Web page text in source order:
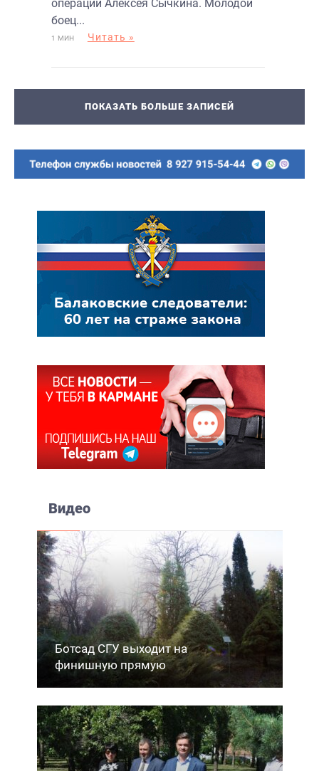
операции Алексея Сычкина. Молодой
боец...
1 МИН Читать »
ПОКАЗАТЬ БОЛЬШЕ ЗАПИСЕЙ
Видео
Ботсад СГУ выходит на
финишную прямую